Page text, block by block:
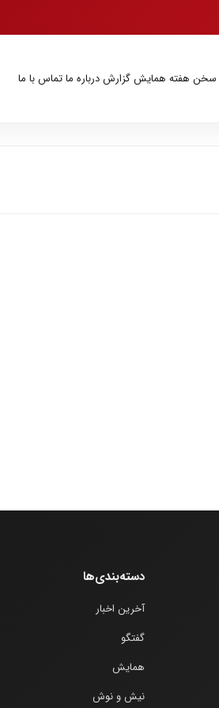
سخن هفته همایش گزارش درباره ما تماس با ما
دسته‌بندی‌ها
آخرین اخبار
گفتگو
همایش
نیش و نوش